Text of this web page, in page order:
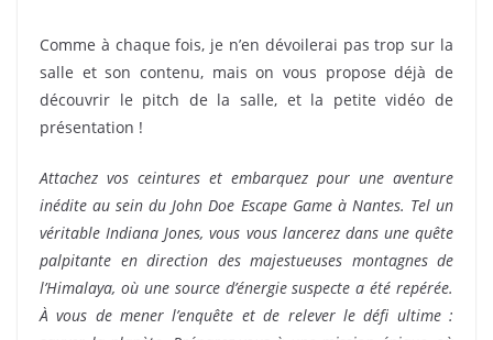
Comme à chaque fois, je n’en dévoilerai pas trop sur la
salle et son contenu, mais on vous propose déjà de
découvrir le pitch de la salle, et la petite vidéo de
présentation !
Attachez vos ceintures et embarquez pour une aventure
inédite au sein du John Doe Escape Game à Nantes. Tel un
véritable Indiana Jones, vous vous lancerez dans une quête
palpitante en direction des majestueuses montagnes de
l’Himalaya, où une source d’énergie suspecte a été repérée.
À vous de mener l’enquête et de relever le défi ultime :